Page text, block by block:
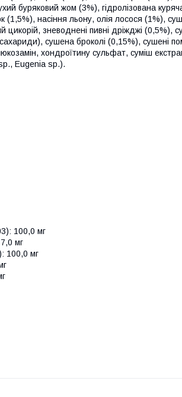
буряковий жом (3%), гідролізована
(1,5%), насіння льону, олія лосося (1%),
цикорій, зневоднені пивні дріжджі (0,5%),
сушена броколі (0,15%), сушені
хондроїтину сульфат, суміш
Eugenia sp.).
100,0 мг
мг
100,0 мг